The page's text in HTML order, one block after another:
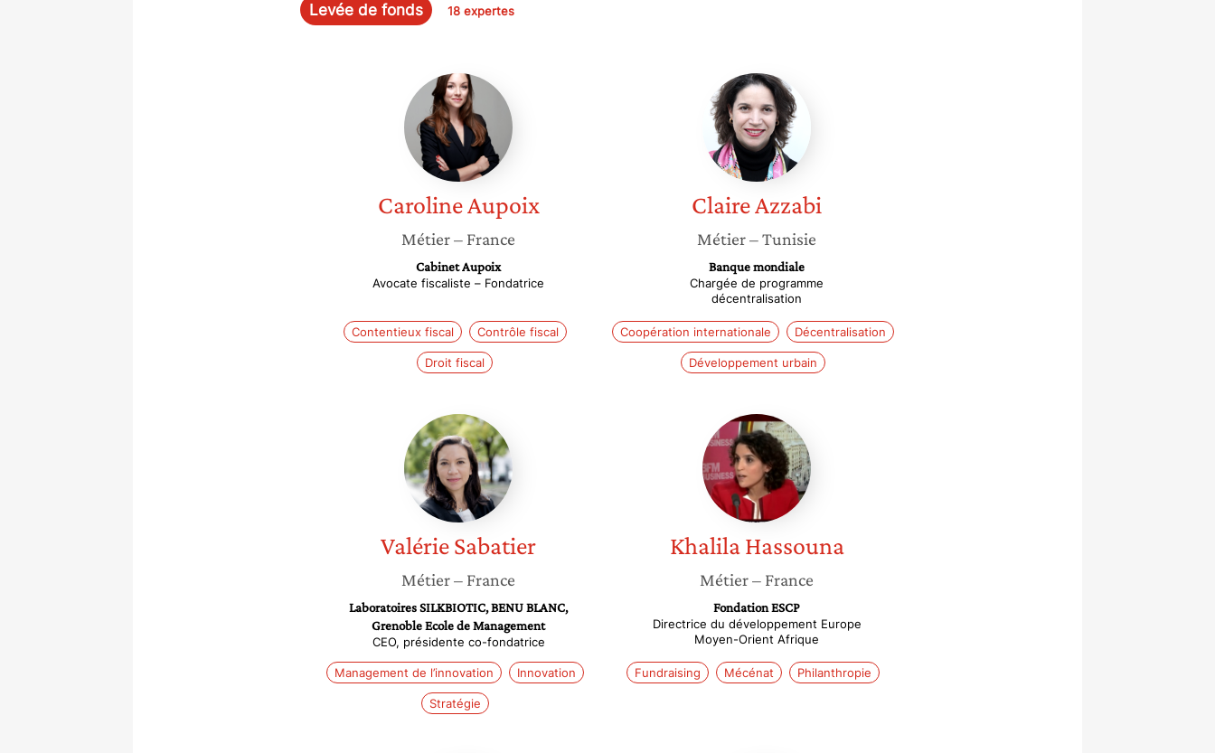
Levée de fonds 18 expertes
Caroline
Aupoix
CarolineAupoix
Métier– France
Cabinet Aupoix
Avocate fiscaliste – Fondatrice
Contentieux fiscal Contrôle fiscal
Droit fiscal
Claire
Azzabi
ClaireAzzabi
Métier– Tunisie
Banque mondiale
Chargée de programme
décentralisation
Coopération internationale Décentralisation
Développement urbain
Valérie
Sabatier
ValérieSabatier
Métier– France
Laboratoires SILKBIOTIC, BENU BLANC,
Grenoble Ecole de Management
CEO, présidente co-fondatrice
Management de l’innovation Innovation
Stratégie
Khalila
Hassouna
Khalila Hassouna
Métier– France
Fondation ESCP
Directrice du développement Europe
Moyen-Orient Afrique
Fundraising Mécénat Philanthropie